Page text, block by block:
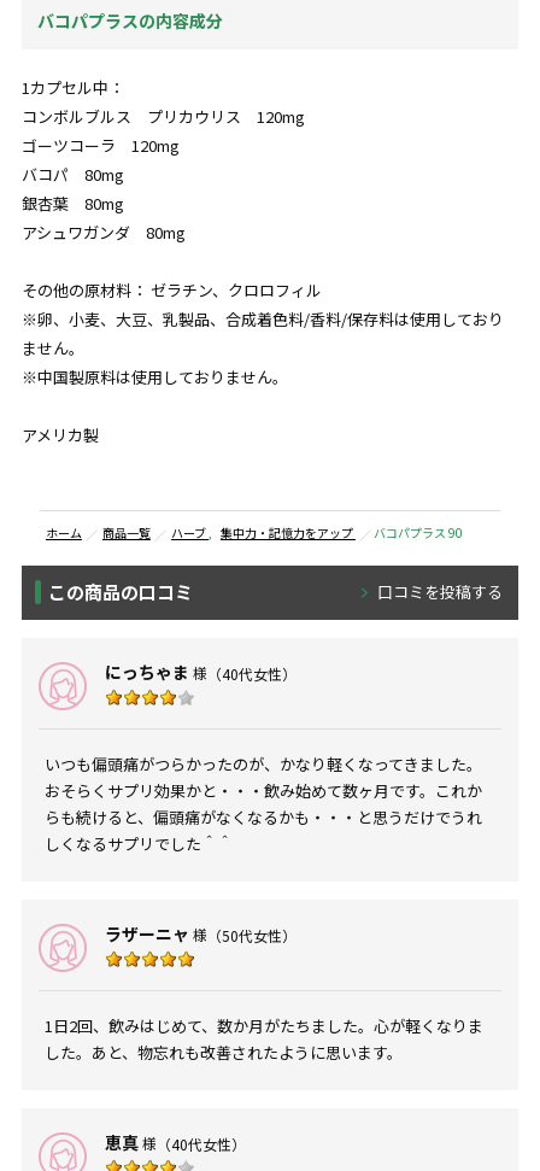
バコパプラスの内容成分
1カプセル中：
コンボルブルス プリカウリス 120mg
ゴーツコーラ 120mg
バコパ 80mg
銀杏葉 80mg
アシュワガンダ 80mg
その他の原材料： ゼラチン、クロロフィル
※卵、小麦、大豆、乳製品、合成着色料/香料/保存料は使用しており
ません。
※中国製原料は使用しておりません。
アメリカ製
ホーム 商品一覧 ハーブ 集中力・記憶力をアップ バコパプラス 90
この商品の口コミ 口コミを投稿する
にっちゃま 様 （40代女性）
いつも偏頭痛がつらかったのが、かなり軽くなってきました。
おそらくサプリ効果かと・・・飲み始めて数ヶ月です。これか
らも続けると、偏頭痛がなくなるかも・・・と思うだけでうれ
しくなるサプリでした＾＾
ラザーニャ 様 （50代女性）
1日2回、飲みはじめて、数か月がたちました。心が軽くなりま
した。あと、物忘れも改善されたように思います。
恵真様 （40代女性）